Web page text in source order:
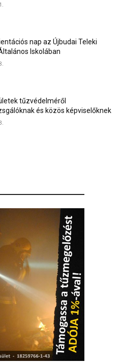
nap az Újbudai Teleki
Iskolában
tűzvédelméről
és közös képviselőknek